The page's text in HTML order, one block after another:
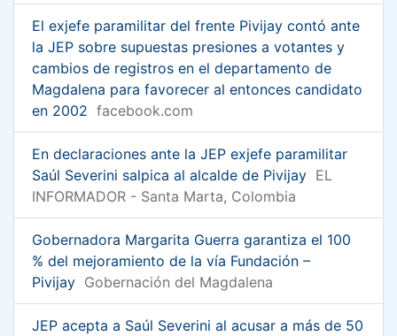
El exjefe paramilitar del frente Pivijay contó ante
la JEP sobre supuestas presiones a votantes y
cambios de registros en el departamento de
Magdalena para favorecer al entonces candidato
en 2002 facebook.com
En declaraciones ante la JEP exjefe paramilitar
Saúl Severini salpica al alcalde de Pivijay EL
INFORMADOR - Santa Marta, Colombia
Gobernadora Margarita Guerra garantiza el 100
% del mejoramiento de la vía Fundación –
Pivijay Gobernación del Magdalena
JEP acepta a Saúl Severini al acusar a más de 50